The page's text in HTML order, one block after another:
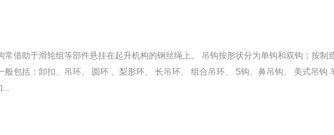
借助于滑轮组等部件悬挂在起升机构的钢丝绳上。 吊钩按形状分为单钩和双钩；按制
包括：卸扣、吊环、 圆环 、梨形环、 长吊环、 组合吊环、 S钩、鼻吊钩、 美式吊钩
...